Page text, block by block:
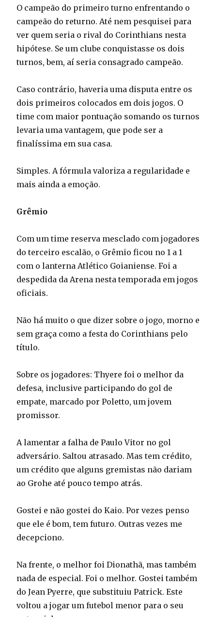
O campeão do primeiro turno enfrentando o
campeão do returno. Até nem pesquisei para
ver quem seria o rival do Corinthians nesta
hipótese. Se um clube conquistasse os dois
turnos, bem, aí seria consagrado campeão.
Caso contrário, haveria uma disputa entre os
dois primeiros colocados em dois jogos. O
time com maior pontuação somando os turnos
levaria uma vantagem, que pode ser a
finalíssima em sua casa.
Simples. A fórmula valoriza a regularidade e
mais ainda a emoção.
Grêmio
Com um time reserva mesclado com jogadores
do terceiro escalão, o Grêmio ficou no 1 a 1
com o lanterna Atlético Goianiense. Foi a
despedida da Arena nesta temporada em jogos
oficiais.
Não há muito o que dizer sobre o jogo, morno e
sem graça como a festa do Corinthians pelo
título.
Sobre os jogadores: Thyere foi o melhor da
defesa, inclusive participando do gol de
empate, marcado por Poletto, um jovem
promissor.
A lamentar a falha de Paulo Vitor no gol
adversário. Saltou atrasado. Mas tem crédito,
um crédito que alguns gremistas não dariam
ao Grohe até pouco tempo atrás.
Gostei e não gostei do Kaio. Por vezes penso
que ele é bom, tem futuro. Outras vezes me
decepciono.
Na frente, o melhor foi Dionathã, mas também
nada de especial. Foi o melhor. Gostei também
do Jean Pyerre, que substituiu Patrick. Este
voltou a jogar um futebol menor para o seu